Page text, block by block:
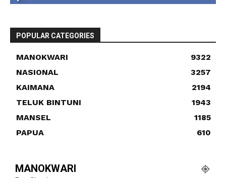
POPULAR CATEGORIES
MANOKWARI
9322
NASIONAL
3257
KAIMANA
2194
TELUK BINTUNI
1943
MANSEL
1185
PAPUA
610
MANOKWARI